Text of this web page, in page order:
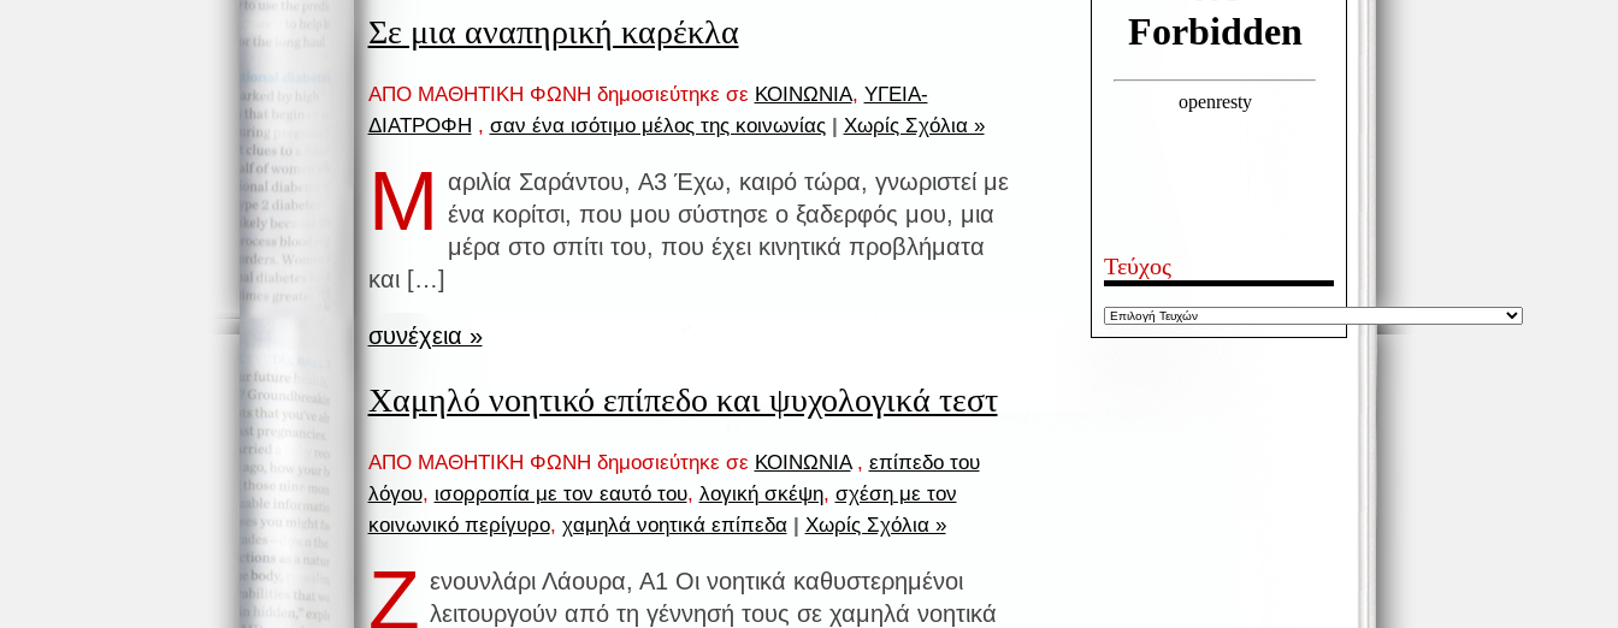
Σε μια αναπηρική καρέκλα
ΑΠΟ ΜΑΘΗΤΙΚΗ ΦΩΝΗ δημοσιεύτηκε σε ΚΟΙΝΩΝΙΑ, ΥΓΕΙΑ-
ΔΙΑΤΡΟΦΗ , σαν ένα ισότιμο μέλος της κοινωνίας | Χωρίς Σχόλια »
Μ αριλία Σαράντου, Α3 Έχω, καιρό τώρα, γνωριστεί με
ένα κορίτσι, που μου σύστησε ο ξαδερφός μου, μια
μέρα στο σπίτι του, που έχει κινητικά προβλήματα
και […]
συνέχεια »
Χαμηλό νοητικό επίπεδο και ψυχολογικά τεστ
ΑΠΟ ΜΑΘΗΤΙΚΗ ΦΩΝΗ δημοσιεύτηκε σε ΚΟΙΝΩΝΙΑ, επίπεδο του
λόγου, ισορροπία με τον εαυτό του, λογική σκέψη, σχέση με τον
κοινωνικό περίγυρο, χαμηλά νοητικά επίπεδα | Χωρίς Σχόλια »
Ζ ενουνλάρι Λάουρα, Α1 Οι νοητικά καθυστερημένοι
λειτουργούν από τη γέννησή τους σε χαμηλά νοητικά
Τεύχος